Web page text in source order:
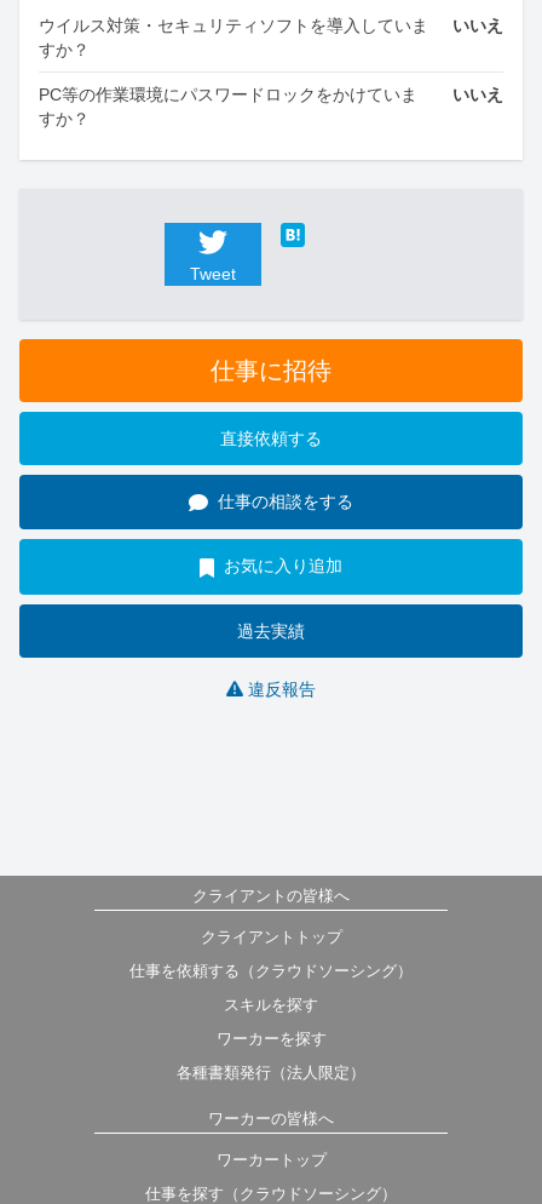
ウイルス対策・セキュリティソフトを導入していま
すか？
いいえ
PC等の作業環境にパスワードロックをかけていま
すか？
いいえ
Tweet
仕事に招待
直接依頼する
仕事の相談をする
お気に入り追加
過去実績
違反報告
クライアントの皆様へ
クライアントトップ
仕事を依頼する（クラウドソーシング）
スキルを探す
ワーカーを探す
各種書類発行（法人限定）
ワーカーの皆様へ
ワーカートップ
仕事を探す（クラウドソーシング）